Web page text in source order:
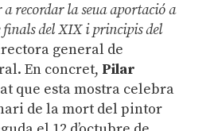
recordar la seua aportació a
finals del XIX i principis del
general de
En concret, Pilar
que esta mostra celebra
de la mort del pintor